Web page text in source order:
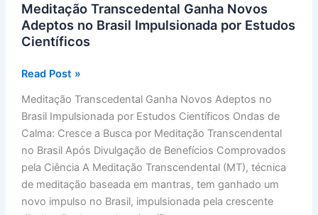
Meditação Transcedental Ganha Novos
Adeptos no Brasil Impulsionada por Estudos
Científicos
Meditação
Brasil
Impulsionada
Read Post »
Meditação Transcedental Ganha Novos Adeptos no
Brasil Impulsionada por Estudos Científicos Ondas de
Calma: Cresce a Busca por Meditação Transcendental
no Brasil Após Divulgação de Benefícios Comprovados
pela Ciência A Meditação Transcendental (MT), técnica
de meditação baseada em mantras, tem ganhado um
novo impulso no Brasil, impulsionada pela crescente